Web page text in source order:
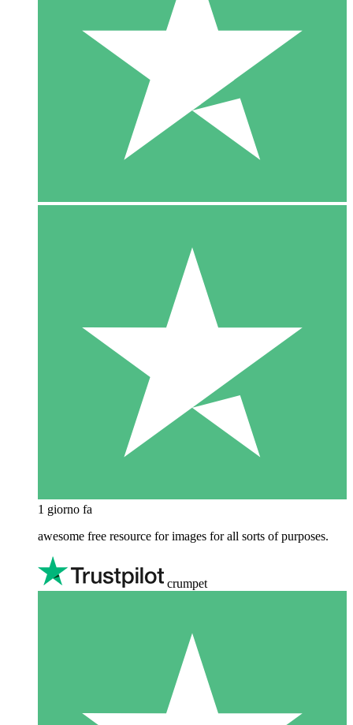
1 giorno fa
awesome free resource for images for all sorts of purposes.
crumpet